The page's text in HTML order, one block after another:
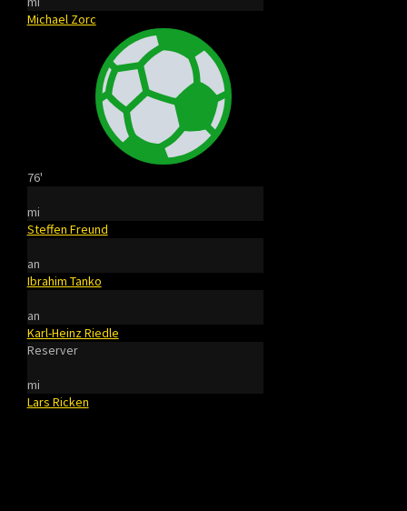
Michael Zorc
76'
mi
Steffen Freund
an
Ibrahim Tanko
an
Karl-Heinz Riedle
Reserver
mi
Lars Ricken